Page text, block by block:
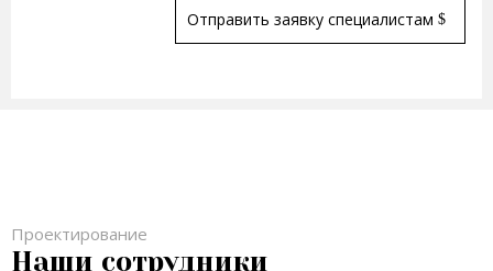
Отправить заявку специалистам
Проектирование
Наши сотрудники